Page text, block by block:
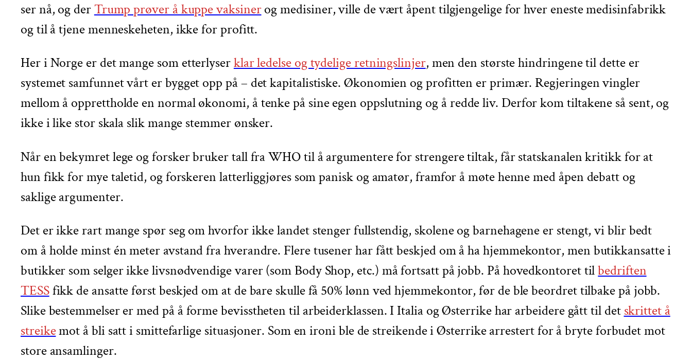
ser nå, og derTrump prøver å kuppe vaksinerog medisiner, ville de vært åpent tilgjengelige for hver eneste medisinfabrikk
og til å tjene menneskeheten, ikke for profitt.
Her i Norge er det mange som etterlyserklar ledelse og tydelige retningslinjer, men den største hindringene til dette er
systemet samfunnet vårt er bygget opp på – det kapitalistiske. Økonomien og profitten er primær. Regjeringen vingler
mellom å opprettholde en normal økonomi, å tenke på sine egen oppslutning og å redde liv. Derfor kom tiltakene så sent, og
ikke i like stor skala slik mange stemmer ønsker.
Når en bekymret lege og forsker bruker tall fra WHO til å argumentere for strengere tiltak, får statskanalen kritikk for at
hun fikk for mye taletid, og forskeren latterliggjøres som panisk og amatør, framfor å møte henne med åpen debatt og
saklige argumenter.
Det er ikke rart mange spør seg om hvorfor ikke landet stenger fullstendig, skolene og barnehagene er stengt, vi blir bedt
om å holde minst én meter avstand fra hverandre. Flere tusener har fått beskjed om å ha hjemmekontor, men butikkansatte i
butikker som selger ikke livsnødvendige varer (som Body Shop, etc.) må fortsatt på jobb. På hovedkontoret tilbedriften
TESSfikk de ansatte først beskjed om at de bare skulle få 50% lønn ved hjemmekontor, før de ble beordret tilbake på jobb.
Slike bestemmelser er med på å forme bevisstheten til arbeiderklassen. I Italia og Østerrike har arbeidere gått til det skrittet å
streikemot å bli satt i smittefarlige situasjoner. Som en ironi ble de streikende i Østerrike arrestert for å bryte forbudet mot
store ansamlinger.